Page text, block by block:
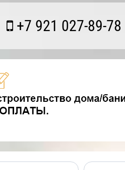
+7 921 027-89-78